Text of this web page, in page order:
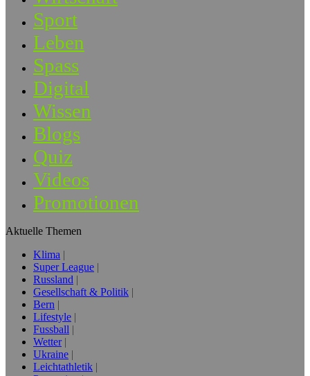
Sport
Leben
Spass
Digital
Wissen
Blogs
Quiz
Videos
Promotionen
Aktuelle Themen
Klima
Super League
Russland
Gesellschaft & Politik
Bern
Lifestyle
Fussball
Wetter
Ukraine
Leichtathletik